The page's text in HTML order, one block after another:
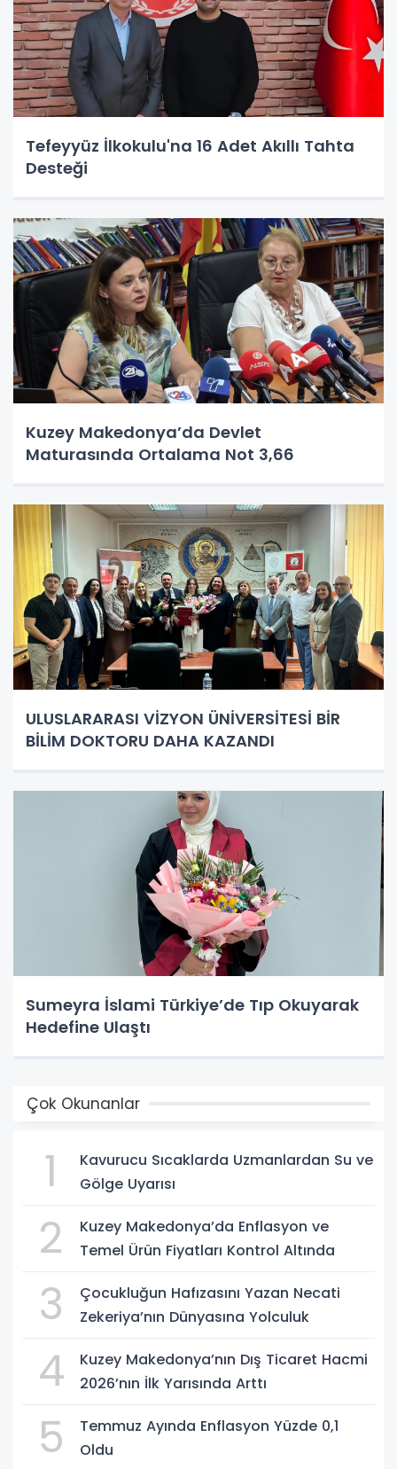
Tefeyyüz İlkokulu'na 16 Adet Akıllı Tahta
Desteği
Kuzey Makedonya’da Devlet
Maturasında Ortalama Not 3,66
ULUSLARARASI VİZYON ÜNİVERSİTESİ BİR
BİLİM DOKTORU DAHA KAZANDI
Sumeyra İslami Türkiye’de Tıp Okuyarak
Hedefine Ulaştı
Çok Okunanlar
1
Kavurucu Sıcaklarda Uzmanlardan Su ve
Gölge Uyarısı
2
Kuzey Makedonya’da Enflasyon ve
Temel Ürün Fiyatları Kontrol Altında
3
Çocukluğun Hafızasını Yazan Necati
Zekeriya’nın Dünyasına Yolculuk
4
Kuzey Makedonya’nın Dış Ticaret Hacmi
2026’nın İlk Yarısında Arttı
5
Temmuz Ayında Enflasyon Yüzde 0,1
Oldu